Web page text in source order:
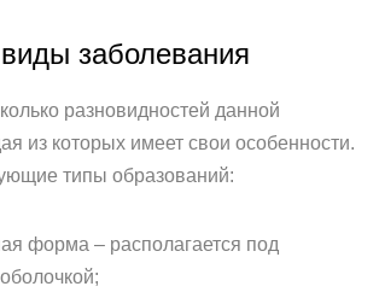
заболевания
разновидностей данной
из которых имеет свои особенности.
типы образований:
форма – располагается под